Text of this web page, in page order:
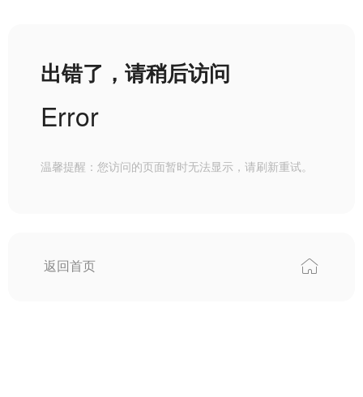
出错了，请稍后访问
Error
温馨提醒：您访问的页面暂时无法显示，请刷新重试。
返回首页